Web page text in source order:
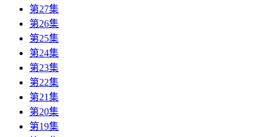
第27集
第26集
第25集
第24集
第23集
第22集
第21集
第20集
第19集